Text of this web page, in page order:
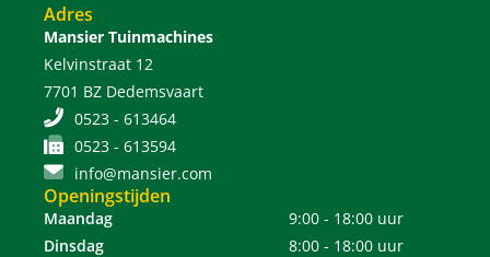
Adres
Mansier Tuinmachines
Kelvinstraat 12
7701 BZ Dedemsvaart
0523 - 613464
0523 - 613594
info@mansier.com
Openingstijden
Maandag
9:00 - 18:00 uur
Dinsdag
8:00 - 18:00 uur